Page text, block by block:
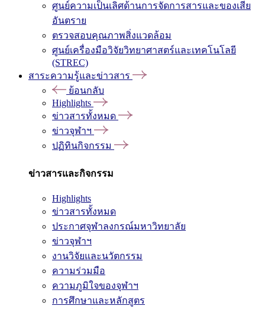
ศูนย์ความเป็นเลิศด้านการจัดการสารและของเสีย
อันตราย
ตรวจสอบคุณภาพสิ่งแวดล้อม
ศูนย์เครื่องมือวิจัยวิทยาศาสตร์และเทคโนโลยี
(STREC)
สาระความรู้และข่าวสาร
ย้อนกลับ
Highlights
ข่าวสารทั้งหมด
ข่าวจุฬาฯ
ปฏิทินกิจกรรม
ข่าวสารและกิจกรรม
Highlights
ข่าวสารทั้งหมด
ประกาศจุฬาลงกรณ์มหาวิทยาลัย
ข่าวจุฬาฯ
งานวิจัยและนวัตกรรม
ความร่วมมือ
ความภูมิใจของจุฬาฯ
การศึกษาและหลักสูตร